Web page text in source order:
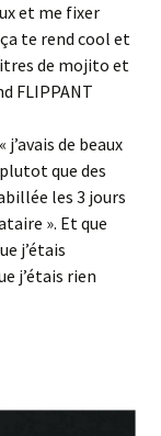
et me fixer
te rend cool et
de mojito et
FLIPPANT
de beaux
que des
les 3 jours
». Et que
j’étais
j’étais rien